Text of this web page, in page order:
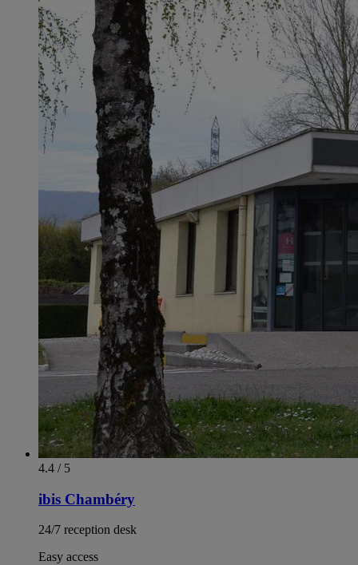
4.4 / 5
ibis Chambéry
24/7 reception desk
Easy access